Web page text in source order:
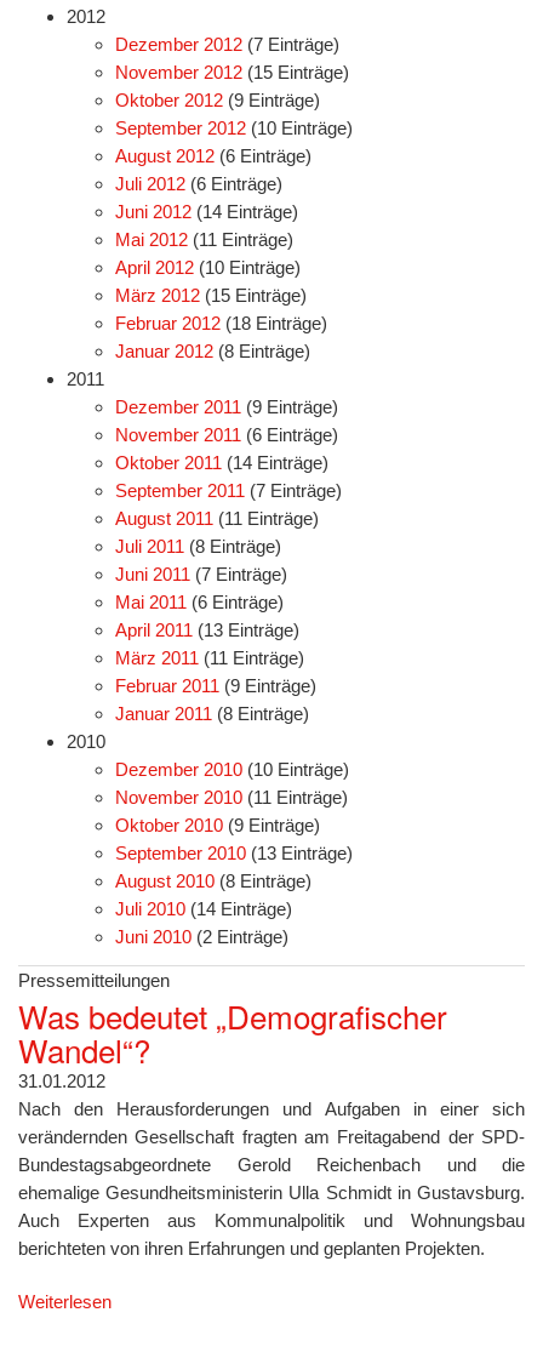
2012
Dezember 2012 (7 Einträge)
November 2012 (15 Einträge)
Oktober 2012 (9 Einträge)
September 2012 (10 Einträge)
August 2012 (6 Einträge)
Juli 2012 (6 Einträge)
Juni 2012 (14 Einträge)
Mai 2012 (11 Einträge)
April 2012 (10 Einträge)
März 2012 (15 Einträge)
Februar 2012 (18 Einträge)
Januar 2012 (8 Einträge)
2011
Dezember 2011 (9 Einträge)
November 2011 (6 Einträge)
Oktober 2011 (14 Einträge)
September 2011 (7 Einträge)
August 2011 (11 Einträge)
Juli 2011 (8 Einträge)
Juni 2011 (7 Einträge)
Mai 2011 (6 Einträge)
April 2011 (13 Einträge)
März 2011 (11 Einträge)
Februar 2011 (9 Einträge)
Januar 2011 (8 Einträge)
2010
Dezember 2010 (10 Einträge)
November 2010 (11 Einträge)
Oktober 2010 (9 Einträge)
September 2010 (13 Einträge)
August 2010 (8 Einträge)
Juli 2010 (14 Einträge)
Juni 2010 (2 Einträge)
Pressemitteilungen
Was bedeutet „Demografischer
Wandel“?
31.01.2012
Nach den Herausforderungen und Aufgaben in einer sich
verändernden Gesellschaft fragten am Freitagabend der SPD-
Bundestagsabgeordnete Gerold Reichenbach und die
ehemalige Gesundheitsministerin Ulla Schmidt in Gustavsburg.
Auch Experten aus Kommunalpolitik und Wohnungsbau
berichteten von ihren Erfahrungen und geplanten Projekten.
Weiterlesen